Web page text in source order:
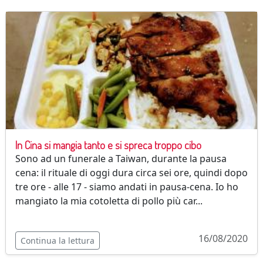
In Cina si mangia tanto e si spreca troppo cibo
Sono ad un funerale a Taiwan, durante la pausa
cena: il rituale di oggi dura circa sei ore, quindi dopo
tre ore - alle 17 - siamo andati in pausa-cena. Io ho
mangiato la mia cotoletta di pollo più car...
Continua la lettura 16/08/2020